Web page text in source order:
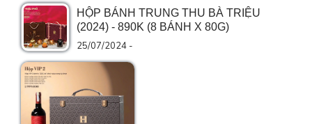
HỘP BÁNH TRUNG THU BÀ TRIỆU
(2024) - 890K (8 BÁNH X 80G)
25/07/2024 -